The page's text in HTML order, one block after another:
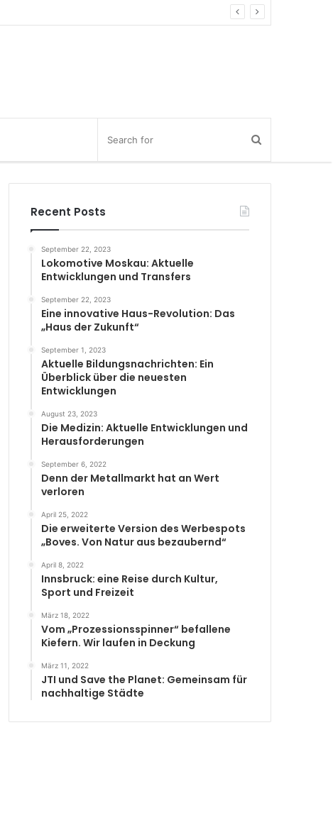
Recent Posts
September 22, 2023
Lokomotive Moskau: Aktuelle
Entwicklungen und Transfers
September 22, 2023
Eine innovative Haus-Revolution: Das
„Haus der Zukunft“
September 1, 2023
Aktuelle Bildungsnachrichten: Ein
Überblick über die neuesten
Entwicklungen
August 23, 2023
Die Medizin: Aktuelle Entwicklungen und
Herausforderungen
September 6, 2022
Denn der Metallmarkt hat an Wert
verloren
April 25, 2022
Die erweiterte Version des Werbespots
„Boves. Von Natur aus bezaubernd“
April 8, 2022
Innsbruck: eine Reise durch Kultur,
Sport und Freizeit
März 18, 2022
Vom „Prozessionsspinner“ befallene
Kiefern. Wir laufen in Deckung
März 11, 2022
JTI und Save the Planet: Gemeinsam für
nachhaltige Städte